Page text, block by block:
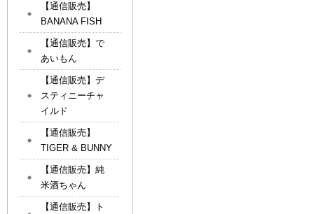
【通信販売】
BANANA FISH
【通信販売】で
あいもん
【通信販売】デ
スティニーチャ
イルド
【通信販売】
TIGER & BUNNY
【通信販売】純
米酒ちゃん
【通信販売】ト